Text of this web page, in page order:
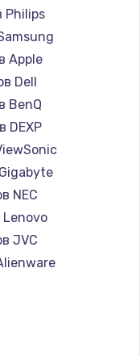
Philips
Apple
Dell
BenQ
DEXP
NEC
JVC